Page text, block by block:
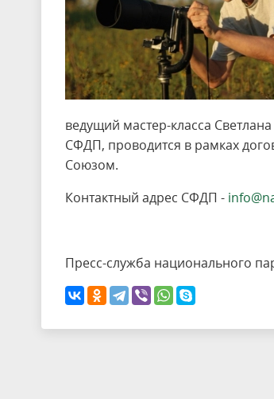
ведущий мастер-класса
СФДП, проводится в рамках
Союзом.
Контактный адрес СФДП -
Пресс-служба национального